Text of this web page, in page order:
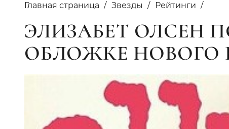
Главная страница Звезды Рейтинги
ЭЛИЗАБЕТ ОЛСЕН
ОБЛОЖКЕ НОВОГО